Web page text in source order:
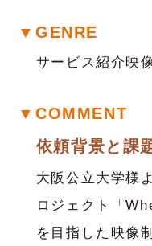
▼GENRE
サービス紹介映像
▼COMMENT
依頼背景と課
大阪公立大学様
ロジェクト「
を目指した映像